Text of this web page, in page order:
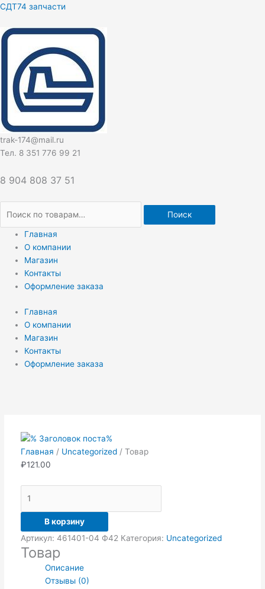
Перейти
содержимому
СДТ74 запчасти
trak-174@mail.ru
Тел. 8 351 776 99 21
8 904 808 37 51
Искать:
Поиск
Главная
О компании
Магазин
Контакты
Оформление заказа
Главная
О компании
Магазин
Контакты
Оформление заказа
Главная / Uncategorized/ Товар
₽121.00
В корзину
Артикул: 461401-04 Ф42 Категория: Uncategorized
Товар
Описание
Отзывы (0)